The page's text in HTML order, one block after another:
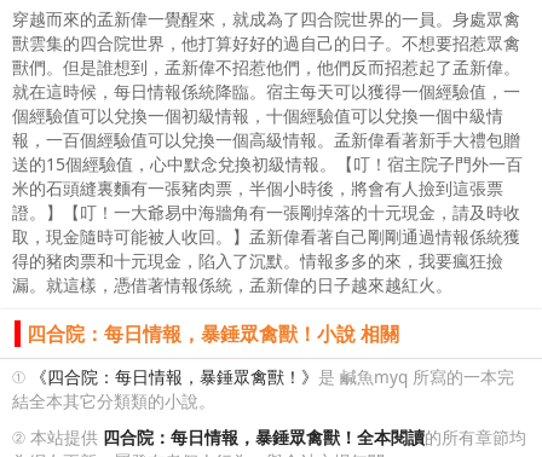
穿越而來的孟新偉一覺醒來，就成為了四合院世界的一員。身處眾禽
獸雲集的四合院世界，他打算好好的過自己的日子。不想要招惹眾禽
獸們。但是誰想到，孟新偉不招惹他們，他們反而招惹起了孟新偉。
就在這時候，每日情報係統降臨。宿主每天可以獲得一個經驗值，一
個經驗值可以兌換一個初級情報，十個經驗值可以兌換一個中級情
報，一百個經驗值可以兌換一個高級情報。孟新偉看著新手大禮包贈
送的15個經驗值，心中默念兌換初級情報。【叮！宿主院子門外一百
米的石頭縫裏麵有一張豬肉票，半個小時後，將會有人撿到這張票
證。】【叮！一大爺易中海牆角有一張剛掉落的十元現金，請及時收
取，現金隨時可能被人收回。】孟新偉看著自己剛剛通過情報係統獲
得的豬肉票和十元現金，陷入了沉默。情報多多的來，我要瘋狂撿
漏。就這樣，憑借著情報係統，孟新偉的日子越來越紅火。
四合院：每日情報，暴錘眾禽獸！小說 相關
① 《四合院：每日情報，暴錘眾禽獸！》 是 鹹魚myq 所寫的一本完
結全本其它分類類的小說。
② 本站提供 四合院：每日情報，暴錘眾禽獸！全本閱讀的所有章節均